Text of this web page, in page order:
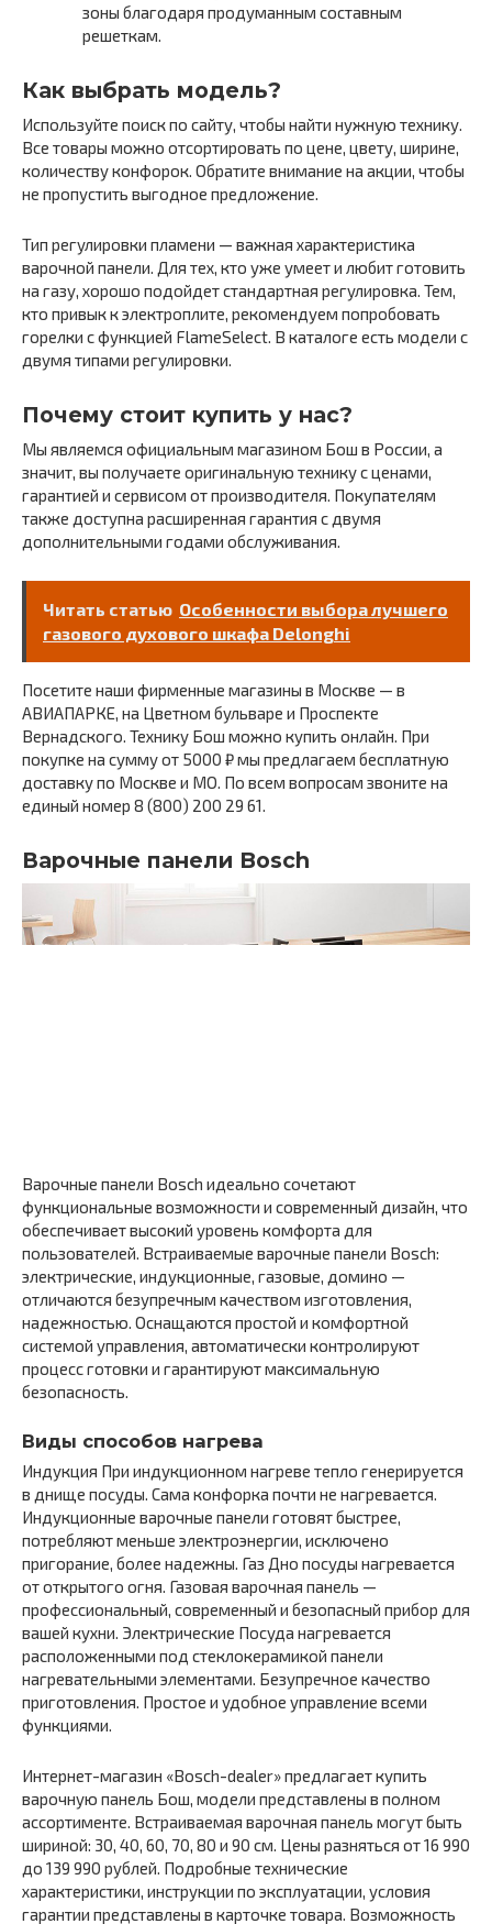
зоны благодаря продуманным составным
решеткам.
Как выбрать модель?
Используйте поиск по сайту, чтобы найти нужную технику.
Все товары можно отсортировать по цене, цвету, ширине,
количеству конфорок. Обратите внимание на акции, чтобы
не пропустить выгодное предложение.
Тип регулировки пламени — важная характеристика
варочной панели. Для тех, кто уже умеет и любит готовить
на газу, хорошо подойдет стандартная регулировка. Тем,
кто привык к электроплите, рекомендуем попробовать
горелки с функцией FlameSelect. В каталоге есть модели с
двумя типами регулировки.
Почему стоит купить у нас?
Мы являемся официальным магазином Бош в России, а
значит, вы получаете оригинальную технику с ценами,
гарантией и сервисом от производителя. Покупателям
также доступна расширенная гарантия с двумя
дополнительными годами обслуживания.
Читать статью Особенности выбора лучшего
газового духового шкафа Delonghi
Посетите наши фирменные магазины в Москве — в
АВИАПАРКЕ, на Цветном бульваре и Проспекте
Вернадского. Технику Бош можно купить онлайн. При
покупке на сумму от 5000 ₽ мы предлагаем бесплатную
доставку по Москве и МО. По всем вопросам звоните на
единый номер 8 (800) 200 29 61.
Варочные панели Bosch
Варочные панели Bosch идеально сочетают
функциональные возможности и современный дизайн, что
обеспечивает высокий уровень комфорта для
пользователей. Встраиваемые варочные панели Bosch:
электрические, индукционные, газовые, домино —
отличаются безупречным качеством изготовления,
надежностью. Оснащаются простой и комфортной
системой управления, автоматически контролируют
процесс готовки и гарантируют максимальную
безопасность.
Виды способов нагрева
Индукция При индукционном нагреве тепло генерируется
в днище посуды. Сама конфорка почти не нагревается.
Индукционные варочные панели готовят быстрее,
потребляют меньше электроэнергии, исключено
пригорание, более надежны. Газ Дно посуды нагревается
от открытого огня. Газовая варочная панель —
профессиональный, современный и безопасный прибор для
вашей кухни. Электрические Посуда нагревается
расположенными под стеклокерамикой панели
нагревательными элементами. Безупречное качество
приготовления. Простое и удобное управление всеми
функциями.
Интернет-магазин «Bosch-dealer» предлагает купить
варочную панель Бош, модели представлены в полном
ассортименте. Встраиваемая варочная панель могут быть
шириной: 30, 40, 60, 70, 80 и 90 см. Цены разняться от 16 990
до 139 990 рублей. Подробные технические
характеристики, инструкции по эксплуатации, условия
гарантии представлены в карточке товара. Возможность